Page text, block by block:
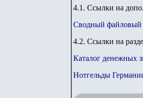
4.1. Ссылки на
Сводный файловый
4.2. Ссылки на
Каталог денежных
Нотгельды